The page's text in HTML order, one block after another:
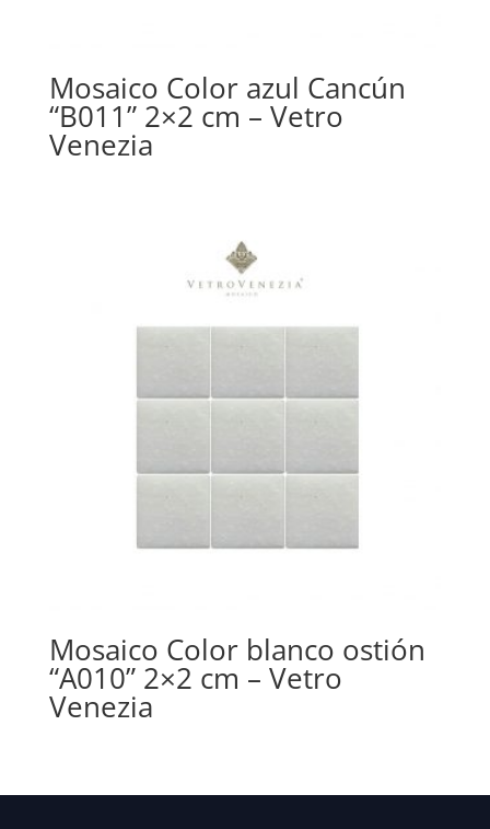
Mosaico Color azul Cancún
“B011” 2×2 cm – Vetro
Venezia
Mosaico Color blanco ostión
“A010” 2×2 cm – Vetro
Venezia